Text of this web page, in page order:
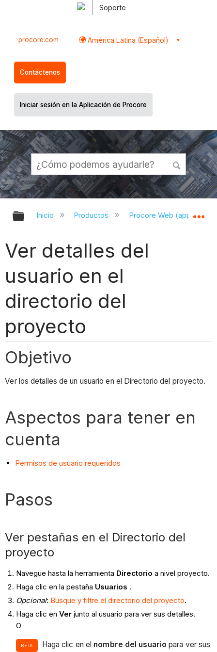
Soporte
procore.com América Latina (Español)
Contáctenos
Iniciar sesión en la Aplicación de Procore
Expandir/contraer jerarquía global
Inicio Productos Procore Web
Ver detalles del
usuario en el
directorio del
proyecto
Objetivo
Ver los detalles de un usuario en el Directorio del proyecto.
Aspectos para tener en
cuenta
Permisos de usuario requeridos
Pasos
Ver pestañas en el Directorio del
proyecto
Navegue hasta la herramienta Directorio a nivel proyecto.
Haga clic en la pestaña Usuarios .
Opcional: Busque y filtre el directorio del proyecto.
Haga clic en Verjunto al usuario para ver sus detalles.
O
BETA Haga clic en el nombre del usuario para ver sus